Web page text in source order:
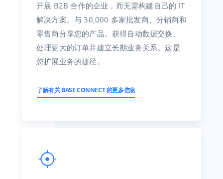
开展 B2B 合作的企业，而无需构建自己的 IT
解决方案。与 30,000 多家批发商、分销商和
零售商分享您的产品。获得自动数据交换、
处理更大的订单并建立长期业务关系。这是
您扩展业务的捷径。
了解有关 BASE CONNECT 的更多信息